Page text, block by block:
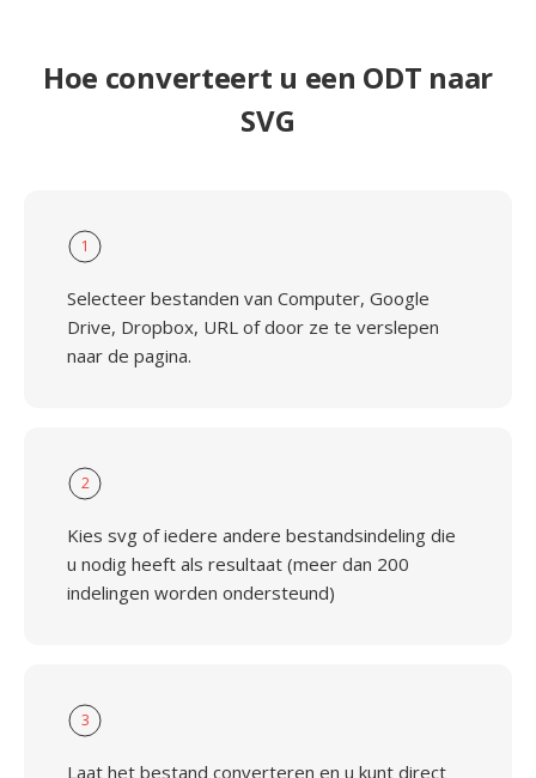
Hoe converteert u een ODT naar
SVG
1
Selecteer bestanden van Computer, Google
Drive, Dropbox, URL of door ze te verslepen
naar de pagina.
2
Kies svg of iedere andere bestandsindeling die
u nodig heeft als resultaat (meer dan 200
indelingen worden ondersteund)
3
Laat het bestand converteren en u kunt direct